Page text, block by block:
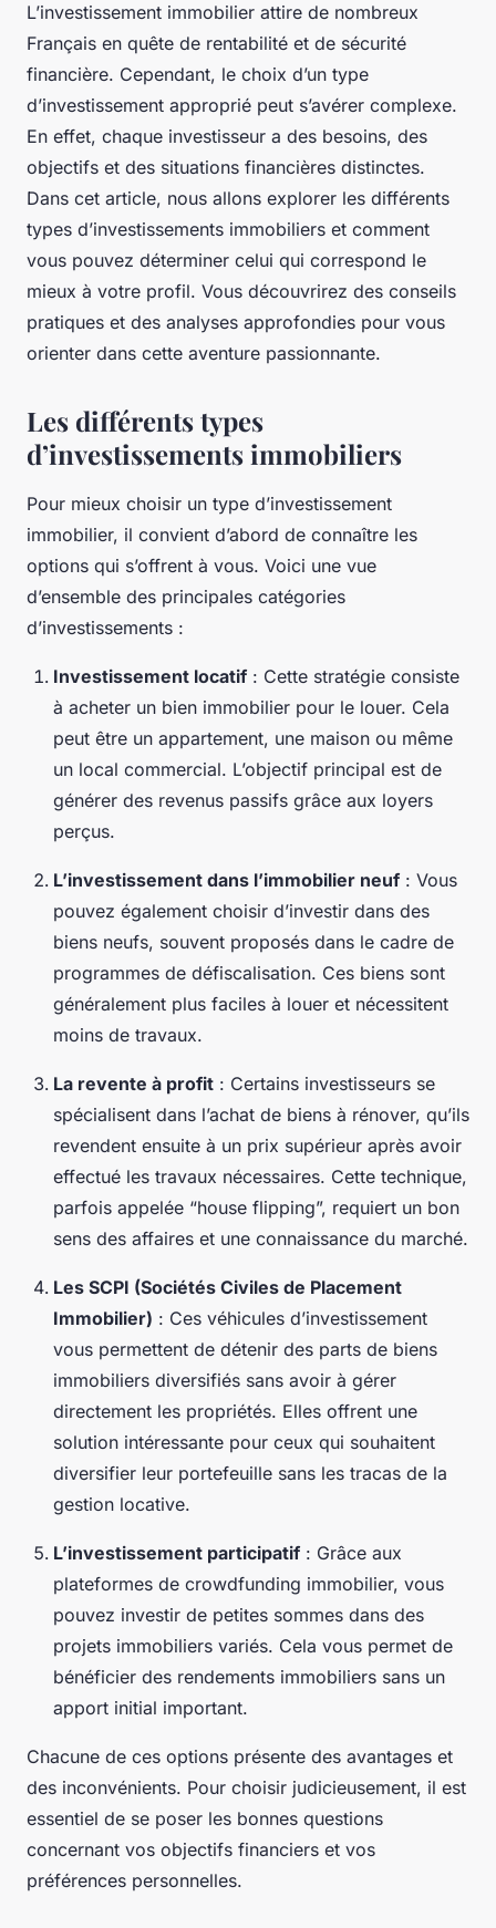
L’investissement immobilier attire de nombreux
Français en quête de rentabilité et de sécurité
financière. Cependant, le choix d’un type
d’investissement approprié peut s’avérer complexe.
En effet, chaque investisseur a des besoins, des
objectifs et des situations financières distinctes.
Dans cet article, nous allons explorer les différents
types d’investissements immobiliers et comment
vous pouvez déterminer celui qui correspond le
mieux à votre profil. Vous découvrirez des conseils
pratiques et des analyses approfondies pour vous
orienter dans cette aventure passionnante.
Les différents types
d’investissements immobiliers
Pour mieux choisir un type d’investissement
immobilier, il convient d’abord de connaître les
options qui s’offrent à vous. Voici une vue
d’ensemble des principales catégories
d’investissements :
Investissement locatif : Cette stratégie consiste
à acheter un bien immobilier pour le louer. Cela
peut être un appartement, une maison ou même
un local commercial. L’objectif principal est de
générer des revenus passifs grâce aux loyers
perçus.
L’investissement dans l’immobilier neuf : Vous
pouvez également choisir d’investir dans des
biens neufs, souvent proposés dans le cadre de
programmes de défiscalisation. Ces biens sont
généralement plus faciles à louer et nécessitent
moins de travaux.
La revente à profit : Certains investisseurs se
spécialisent dans l’achat de biens à rénover, qu’ils
revendent ensuite à un prix supérieur après avoir
effectué les travaux nécessaires. Cette technique,
parfois appelée “house flipping”, requiert un bon
sens des affaires et une connaissance du marché.
Les SCPI (Sociétés Civiles de Placement
Immobilier) : Ces véhicules d’investissement
vous permettent de détenir des parts de biens
immobiliers diversifiés sans avoir à gérer
directement les propriétés. Elles offrent une
solution intéressante pour ceux qui souhaitent
diversifier leur portefeuille sans les tracas de la
gestion locative.
L’investissement participatif : Grâce aux
plateformes de crowdfunding immobilier, vous
pouvez investir de petites sommes dans des
projets immobiliers variés. Cela vous permet de
bénéficier des rendements immobiliers sans un
apport initial important.
Chacune de ces options présente des avantages et
des inconvénients. Pour choisir judicieusement, il est
essentiel de se poser les bonnes questions
concernant vos objectifs financiers et vos
préférences personnelles.